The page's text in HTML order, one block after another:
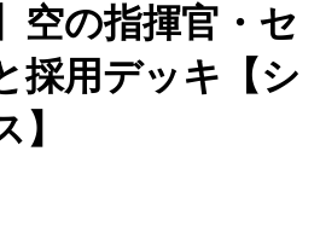
空の指揮官・セ
採用デッキ【シ